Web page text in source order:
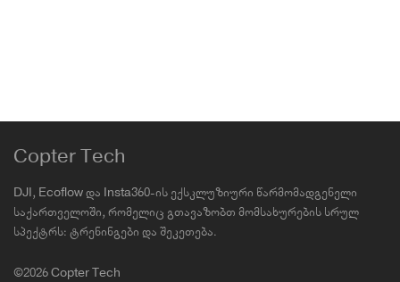
Copter Tech
DJI, Ecoflow და Insta360-ის ექსკლუზიური წარმომადგენელი
საქართველოში, რომელიც გთავაზობთ მომსახურების სრულ
სპექტრს: ტრენინგები და შეკეთება.
©2026 Copter Tech